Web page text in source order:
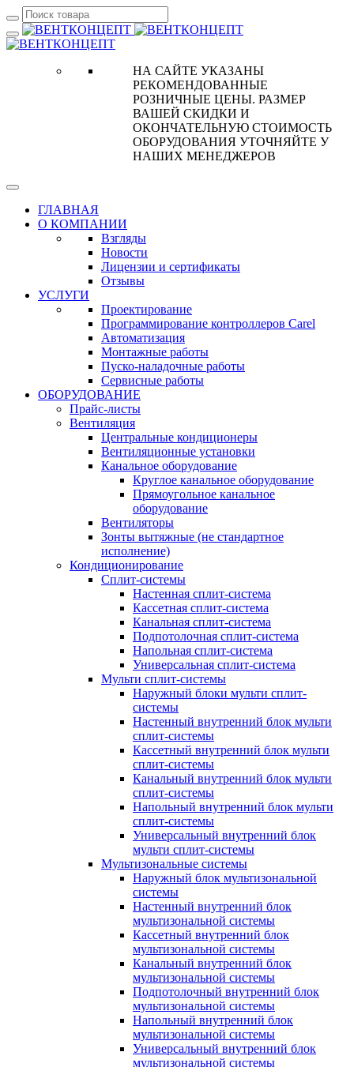
НА САЙТЕ УКАЗАНЫ
РЕКОМЕНДОВАННЫЕ
РОЗНИЧНЫЕ ЦЕНЫ. РАЗМЕР
ВАШЕЙ СКИДКИ И
ОКОНЧАТЕЛЬНУЮ СТОИМОСТЬ
ОБОРУДОВАНИЯ УТОЧНЯЙТЕ У
НАШИХ МЕНЕДЖЕРОВ
ГЛАВНАЯ
О КОМПАНИИ
Взгляды
Новости
Лицензии и сертификаты
Отзывы
УСЛУГИ
Проектирование
Программирование контроллеров Carel
Автоматизация
Монтажные работы
Пуско-наладочные работы
Сервисные работы
ОБОРУДОВАНИЕ
Прайс-листы
Вентиляция
Центральные кондиционеры
Вентиляционные установки
Канальное оборудование
Круглое канальное оборудование
Прямоугольное канальное
оборудование
Вентиляторы
Зонты вытяжные (не стандартное
исполнение)
Кондиционирование
Сплит-системы
Настенная сплит-система
Кассетная сплит-система
Канальная сплит-система
Подпотолочная сплит-система
Напольная сплит-система
Универсальная сплит-система
Мульти сплит-системы
Наружный блоки мульти сплит-
системы
Настенный внутренний блок мульти
сплит-системы
Кассетный внутренний блок мульти
сплит-системы
Канальный внутренний блок мульти
сплит-системы
Напольный внутренний блок мульти
сплит-системы
Универсальный внутренний блок
мульти сплит-системы
Мультизональные системы
Наружный блок мультизональной
системы
Настенный внутренний блок
мультизональной системы
Кассетный внутренний блок
мультизональной системы
Канальный внутренний блок
мультизональной системы
Подпотолочный внутренний блок
мультизональной системы
Напольный внутренний блок
мультизональной системы
Универсальный внутренний блок
мультизональной системы